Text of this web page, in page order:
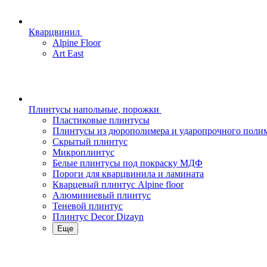
Кварцвинил
Alpine Floor
Art East
Плинтусы напольные, порожки
Пластиковые плинтусы
Плинтусы из дюрополимера и ударопрочного
Скрытый плинтус
Микроплинтус
Белые плинтусы под покраску МДФ
Пороги для кварцвинила и ламината
Кварцевый плинтус Alpine floor
Алюминиевый плинтус
Теневой плинтус
Плинтус Decor Dizayn
Еще